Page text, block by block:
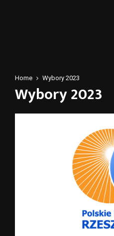
Home Wybory 2023
Wybory 2023